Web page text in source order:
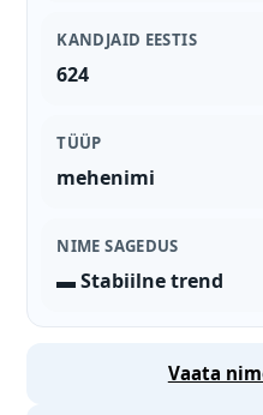
KANDJAID EESTIS
624
TÜÜP
mehenimi
NIME SAGEDUS
▬ Stabiilne trend
Vaata